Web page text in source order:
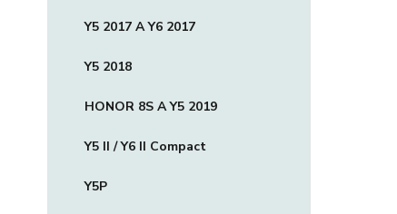
Y5 2017 A Y6 2017
Y5 2018
HONOR 8S A Y5 2019
Y5 II / Y6 II Compact
Y5P